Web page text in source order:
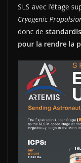
SLS avec l’étage
Cryogenic
donc de
pour la rendre la